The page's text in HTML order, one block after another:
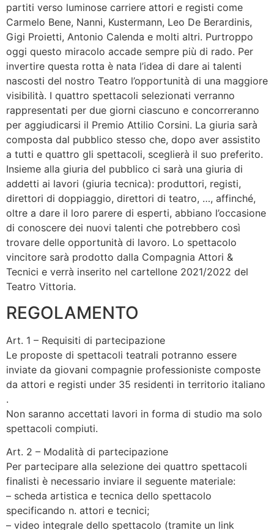
partiti verso luminose carriere attori e registi come
Carmelo Bene, Nanni, Kustermann, Leo De Berardinis,
Gigi Proietti, Antonio Calenda e molti altri. Purtroppo
oggi questo miracolo accade sempre più di rado. Per
invertire questa rotta è nata l’idea di dare ai talenti
nascosti del nostro Teatro l’opportunità di una maggiore
visibilità. I quattro spettacoli selezionati verranno
rappresentati per due giorni ciascuno e concorreranno
per aggiudicarsi il Premio Attilio Corsini. La giuria sarà
composta dal pubblico stesso che, dopo aver assistito
a tutti e quattro gli spettacoli, sceglierà il suo preferito.
Insieme alla giuria del pubblico ci sarà una giuria di
addetti ai lavori (giuria tecnica): produttori, registi,
direttori di doppiaggio, direttori di teatro, …, affinché,
oltre a dare il loro parere di esperti, abbiano l’occasione
di conoscere dei nuovi talenti che potrebbero così
trovare delle opportunità di lavoro. Lo spettacolo
vincitore sarà prodotto dalla Compagnia Attori &
Tecnici e verrà inserito nel cartellone 2021/2022 del
Teatro Vittoria.
REGOLAMENTO
Art. 1 – Requisiti di partecipazione
Le proposte di spettacoli teatrali potranno essere
inviate da giovani compagnie professioniste composte
da attori e registi under 35 residenti in territorio italiano
.
Non saranno accettati lavori in forma di studio ma solo
spettacoli compiuti.
Art. 2 – Modalità di partecipazione
Per partecipare alla selezione dei quattro spettacoli
finalisti è necessario inviare il seguente materiale:
– scheda artistica e tecnica dello spettacolo
specificando n. attori e tecnici;
– video integrale dello spettacolo (tramite un link